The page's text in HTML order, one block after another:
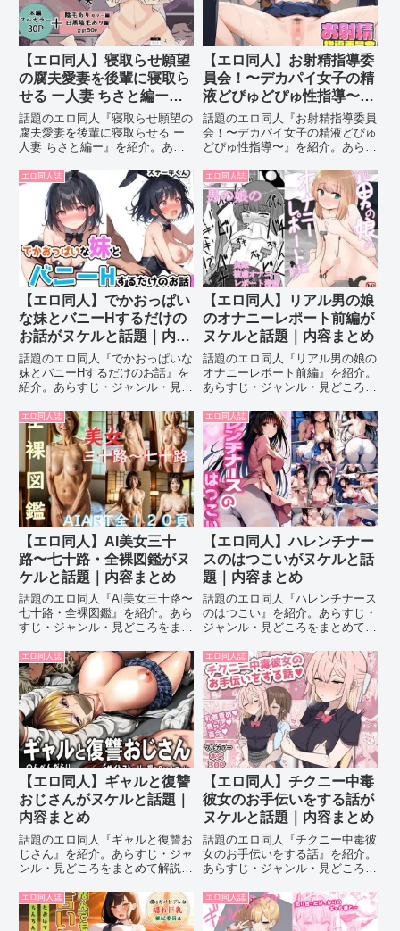
【エロ同人】寝取らせ願望
の腐夫愛妻を後輩に寝取ら
せる ー人妻 ちさと編ーが
ヌケルと話題｜内容まとめ
話題のエロ同人『寝取らせ願望の
腐夫愛妻を後輩に寝取らせる ー
人妻 ちさと編ー』を紹介。あら
めて解説します。
【エロ同人】お射精指導委
員会！〜デカパイ女子の精
液どぴゅどぴゅ性指導〜が
ヌケルと話題｜内容まとめ
話題のエロ同人『お射精指導委員
会！〜デカパイ女子の精液どぴゅ
どぴゅ性指導〜』を紹介。あらす
て解説します。
エロ同人誌
【エロ同人】でかおっぱい
な妹とバニーHするだけの
お話がヌケルと話題｜内容
まとめ
話題のエロ同人『でかおっぱいな
妹とバニーHするだけのお話』を
紹介。あらすじ・ジャンル・見ど
エロ同人誌
【エロ同人】リアル男の娘
のオナニーレポート前編が
ヌケルと話題｜内容まとめ
話題のエロ同人『リアル男の娘の
オナニーレポート前編』を紹介。
あらすじ・ジャンル・見どころを
エロ同人誌
【エロ同人】AI美女三十
路〜七十路・全裸図鑑がヌ
ケルと話題｜内容まとめ
話題のエロ同人『AI美女三十路〜
七十路・全裸図鑑』を紹介。あら
すじ・ジャンル・見どころをまと
エロ同人誌
【エロ同人】ハレンチナー
スのはつこいがヌケルと話
題｜内容まとめ
話題のエロ同人『ハレンチナース
のはつこい』を紹介。あらすじ・
ジャンル・見どころをまとめて解
エロ同人誌
【エロ同人】ギャルと復讐
おじさんがヌケルと話題｜
内容まとめ
話題のエロ同人『ギャルと復讐お
じさん』を紹介。あらすじ・ジャ
ンル・見どころをまとめて解説し
エロ同人誌
【エロ同人】チクニー中毒
彼女のお手伝いをする話が
ヌケルと話題｜内容まとめ
話題のエロ同人『チクニー中毒彼
女のお手伝いをする話』を紹介。
あらすじ・ジャンル・見どころを
エロ同人誌 エロ同人誌